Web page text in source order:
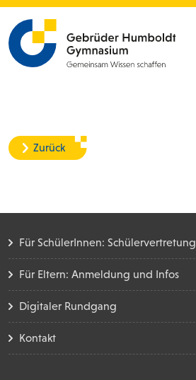
Zurück
Für SchülerInnen: Schülervertretung
Für Eltern: Anmeldung und Infos
Digitaler Rundgang
Kontakt